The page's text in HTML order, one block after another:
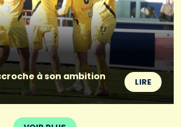
à son ambition
LIRE